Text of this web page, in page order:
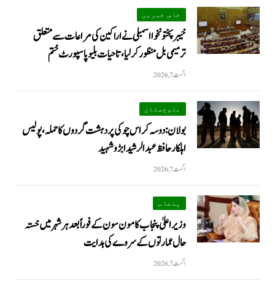
خاص خبریں
خیبرپختونخوا اسمبلی نے اراکین کی مراعات سے متعلق
ترمیمی بل منظور کر لیا، تاحیات بلیو پاسپورٹ ختم
اگست 7, 2026
بلوچستان
بولان: دوسہ کراس چوکی پر دہشت گردوں کا حملہ، پولیس
اہلکار حافظ عبدالرشید ابڑو شہید
اگست 7, 2026
پنجاب
وزیراعلیٰ پنجاب کا مون سون کے فوراً بعد ہر شہر میں خستہ
حال عمارتوں کے سروے کی ہدایت
اگست 7, 2026